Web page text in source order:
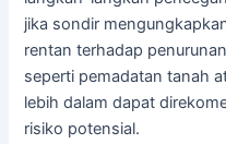
jika sondir
rentan terhadap
seperti pemadatan tanah
lebih dalam dapat
risiko potensial.